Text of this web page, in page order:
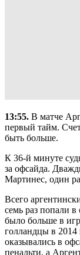
13:55. В матче
первый тайм.
быть больше.
К 36-й минуте
за офсайда.
Мартинес, один
Всего
семь раз попали
было больше в
голландцы в 2014
оказывались в
пенальти, а